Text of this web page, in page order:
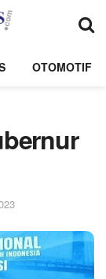
OTOMOTIF